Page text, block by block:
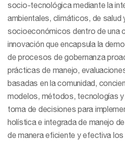
socio-tecnológica mediante la
ambientales, climáticos, de salud
socioeconómicos dentro de una
innovación que encapsula la
de procesos de gobernanza
prácticas de manejo,
basadas en la comunidad,
modelos, métodos, tecnologías
toma de decisiones para
holística e integrada de manejo
de manera eficiente y efectiva